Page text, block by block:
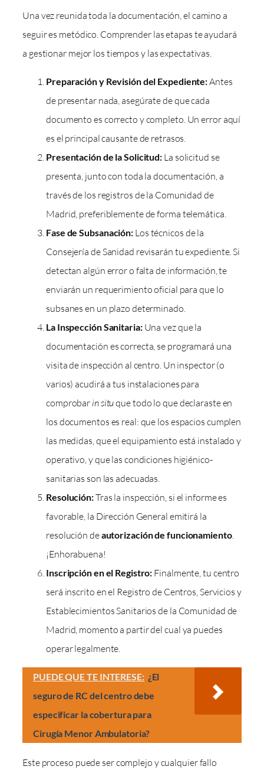
Una vez reunida toda la documentación, el camino a
seguir es metódico. Comprender las etapas te ayudará
a gestionar mejor los tiempos y las expectativas.
Preparación y Revisión del Expediente:Antes
de presentar nada, asegúrate de que cada
documento es correcto y completo. Un error aquí
es el principal causante de retrasos.
Presentación de la Solicitud: La solicitud se
presenta, junto con toda la documentación, a
través de los registros de la Comunidad de
Madrid, preferiblemente de forma telemática.
Fase de Subsanación: Los técnicos de la
Consejería de Sanidad revisarán tu expediente. Si
detectan algún error o falta de información, te
enviarán un requerimiento oficial para que lo
subsanes en un plazo determinado.
La Inspección Sanitaria:Una vez que la
documentación es correcta, se programará una
visita de inspección al centro. Un inspector (o
varios) acudirá a tus instalaciones para
comprobar in situque todo lo que declaraste en
los documentos es real: que los espacios cumplen
las medidas, que el equipamiento está instalado y
operativo, y que las condiciones higiénico-
sanitarias son las adecuadas.
Resolución:Tras la inspección, si el informe es
favorable, la Dirección General emitirá la
resolución deautorización de funcionamiento.
¡Enhorabuena!
Inscripción en el Registro: Finalmente, tu centro
será inscrito en el Registro de Centros, Servicios y
Establecimientos Sanitarios de la Comunidad de
Madrid, momento a partir del cual ya puedes
operar legalmente.
PUEDE QUE TE INTERESE: ¿El
seguro de RC del centro debe
especificar la cobertura para
Cirugía Menor Ambulatoria?
Este proceso puede ser complejo y cualquier fallo